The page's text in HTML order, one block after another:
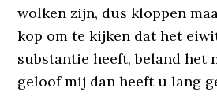
wolken zijn, dus kloppen
kop om te kijken dat het
substantie heeft, beland het
geloof mij dan heeft u lang